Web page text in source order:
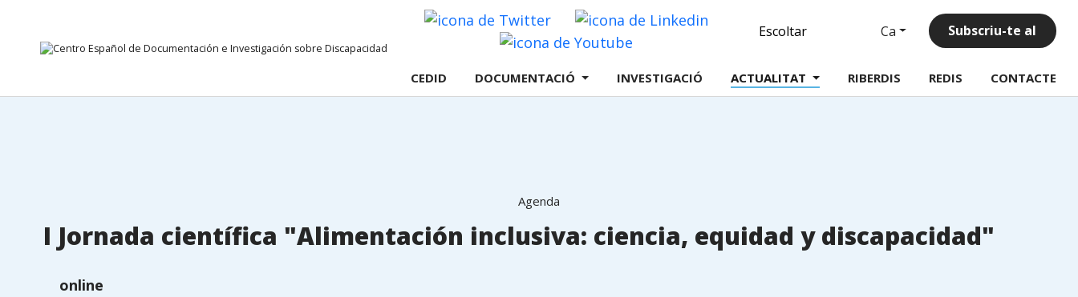
Twitter
Escoltar Ca
Subscriu-te al
CEDID DOCUMENTACIÓ INVESTIGACIÓ ACTUALITAT RIBERDIS REDIS CONTACTE
Agenda
I Jornada científica "Alimentación inclusiva: ciencia, equidad y discapacidad"
online